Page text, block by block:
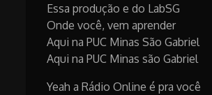
Essa produção e do LabSG
Onde você, vem aprender
Aqui na PUC Minas São Gabriel
Aqui na PUC Minas são Gabriel
Yeah a Rádio Online é pra você